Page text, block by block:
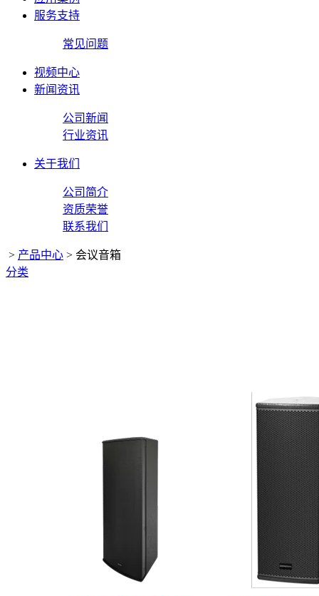
服务支持
常见问题
视频中心
新闻资讯
公司新闻
行业资讯
关于我们
公司简介
资质荣誉
联系我们
> 产品中心 > 会议音箱
分类